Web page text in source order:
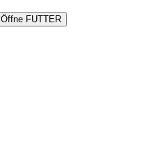
Öffne FUTTER